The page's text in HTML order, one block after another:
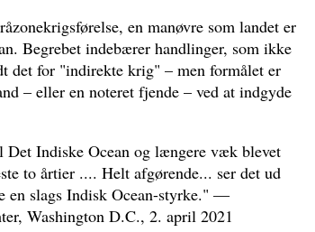
en manøvre som landet er
Begrebet indebærer handlinger, som ikke
det for "indirekte krig" – men formålet er
– eller en noteret fjende – ved at indgyde
Det Indiske Ocean og længere væk blevet
to årtier .... Helt afgørende... ser det ud
en slags Indisk Ocean-styrke." —
Washington D.C., 2. april 2021